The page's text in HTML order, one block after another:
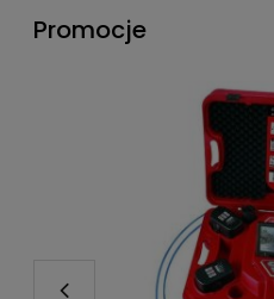
Promocje